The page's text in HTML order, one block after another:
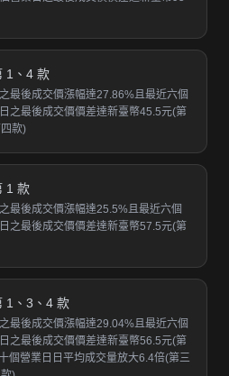
1、4 款
最後成交價漲幅達27.86%且最近六個
之最後成交價價差達新臺幣45.5元(第
款)
1 款
最後成交價漲幅達25.5%且最近六個
之最後成交價價差達新臺幣57.5元(第
1、3、4 款
最後成交價漲幅達29.04%且最近六個
之最後成交價價差達新臺幣56.5元(第
個營業日日平均成交量放大6.4倍(第三